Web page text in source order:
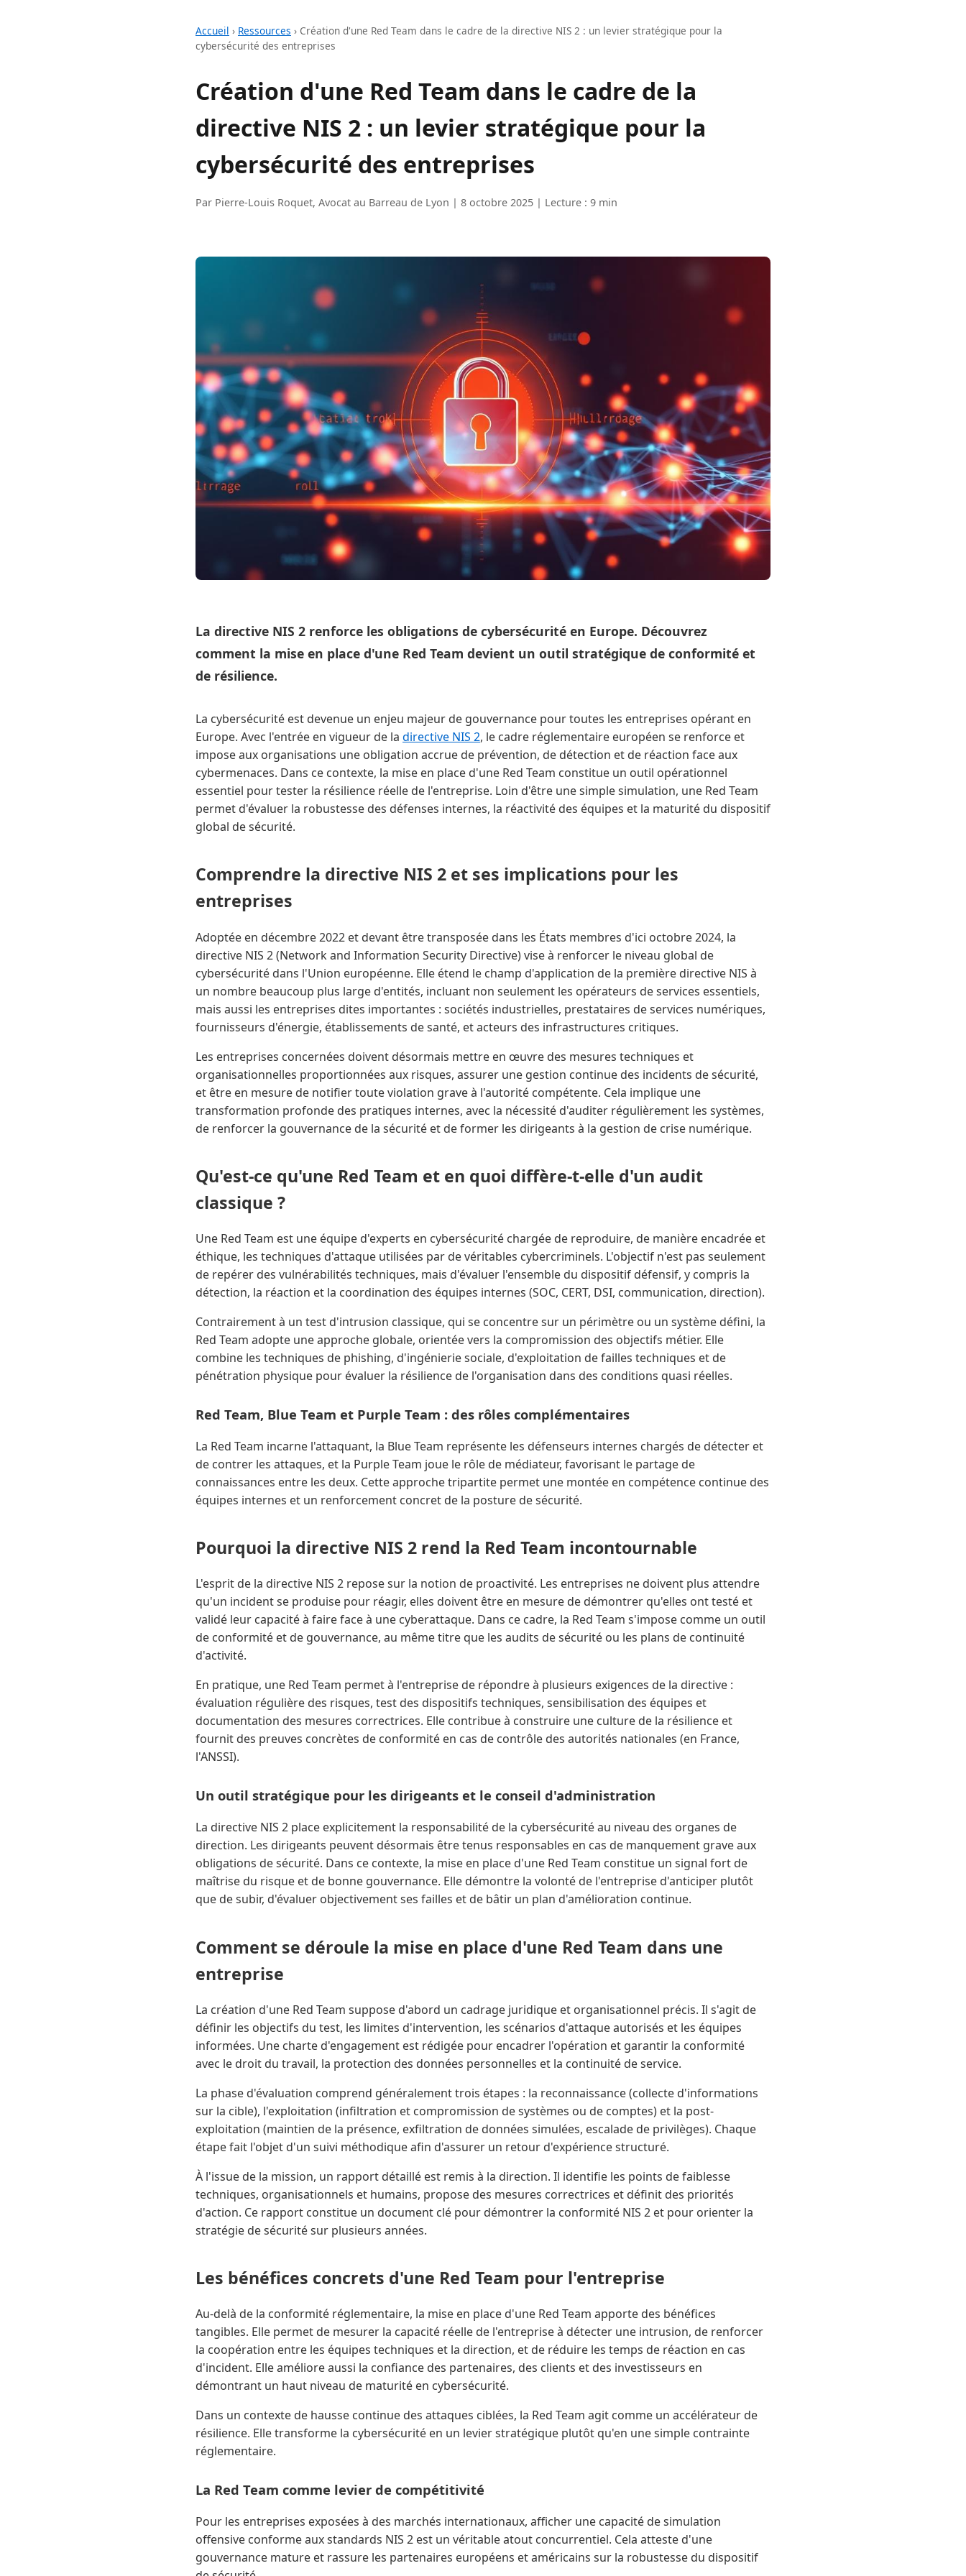
Accueil › Ressources › Création d'une Red Team dans le cadre de la directive NIS 2 : un levier stratégique pour la
cybersécurité des entreprises
Création d'une Red Team dans le cadre de la
directive NIS 2 : un levier stratégique pour la
cybersécurité des entreprises
Par Pierre-Louis Roquet, Avocat au Barreau de Lyon | 8 octobre 2025 | Lecture : 9 min
La directive NIS 2 renforce les obligations de cybersécurité en Europe. Découvrez
comment la mise en place d'une Red Team devient un outil stratégique de conformité et
de résilience.
La cybersécurité est devenue un enjeu majeur de gouvernance pour toutes les entreprises opérant en
Europe. Avec l'entrée en vigueur de la directive NIS 2, le cadre réglementaire européen se renforce et
impose aux organisations une obligation accrue de prévention, de détection et de réaction face aux
cybermenaces. Dans ce contexte, la mise en place d'une Red Team constitue un outil opérationnel
essentiel pour tester la résilience réelle de l'entreprise. Loin d'être une simple simulation, une Red Team
permet d'évaluer la robustesse des défenses internes, la réactivité des équipes et la maturité du dispositif
global de sécurité.
Comprendre la directive NIS 2 et ses implications pour les
entreprises
Adoptée en décembre 2022 et devant être transposée dans les États membres d'ici octobre 2024, la
directive NIS 2 (Network and Information Security Directive) vise à renforcer le niveau global de
cybersécurité dans l'Union européenne. Elle étend le champ d'application de la première directive NIS à
un nombre beaucoup plus large d'entités, incluant non seulement les opérateurs de services essentiels,
mais aussi les entreprises dites importantes : sociétés industrielles, prestataires de services numériques,
fournisseurs d'énergie, établissements de santé, et acteurs des infrastructures critiques.
Les entreprises concernées doivent désormais mettre en œuvre des mesures techniques et
organisationnelles proportionnées aux risques, assurer une gestion continue des incidents de sécurité,
et être en mesure de notifier toute violation grave à l'autorité compétente. Cela implique une
transformation profonde des pratiques internes, avec la nécessité d'auditer régulièrement les systèmes,
de renforcer la gouvernance de la sécurité et de former les dirigeants à la gestion de crise numérique.
Qu'est-ce qu'une Red Team et en quoi diffère-t-elle d'un audit
classique ?
Une Red Team est une équipe d'experts en cybersécurité chargée de reproduire, de manière encadrée et
éthique, les techniques d'attaque utilisées par de véritables cybercriminels. L'objectif n'est pas seulement
de repérer des vulnérabilités techniques, mais d'évaluer l'ensemble du dispositif défensif, y compris la
détection, la réaction et la coordination des équipes internes (SOC, CERT, DSI, communication, direction).
Contrairement à un test d'intrusion classique, qui se concentre sur un périmètre ou un système défini, la
Red Team adopte une approche globale, orientée vers la compromission des objectifs métier. Elle
combine les techniques de phishing, d'ingénierie sociale, d'exploitation de failles techniques et de
pénétration physique pour évaluer la résilience de l'organisation dans des conditions quasi réelles.
Red Team, Blue Team et Purple Team : des rôles complémentaires
La Red Team incarne l'attaquant, la Blue Team représente les défenseurs internes chargés de détecter et
de contrer les attaques, et la Purple Team joue le rôle de médiateur, favorisant le partage de
connaissances entre les deux. Cette approche tripartite permet une montée en compétence continue des
équipes internes et un renforcement concret de la posture de sécurité.
Pourquoi la directive NIS 2 rend la Red Team incontournable
L'esprit de la directive NIS 2 repose sur la notion de proactivité. Les entreprises ne doivent plus attendre
qu'un incident se produise pour réagir, elles doivent être en mesure de démontrer qu'elles ont testé et
validé leur capacité à faire face à une cyberattaque. Dans ce cadre, la Red Team s'impose comme un outil
de conformité et de gouvernance, au même titre que les audits de sécurité ou les plans de continuité
d'activité.
En pratique, une Red Team permet à l'entreprise de répondre à plusieurs exigences de la directive :
évaluation régulière des risques, test des dispositifs techniques, sensibilisation des équipes et
documentation des mesures correctrices. Elle contribue à construire une culture de la résilience et
fournit des preuves concrètes de conformité en cas de contrôle des autorités nationales (en France,
l'ANSSI).
Un outil stratégique pour les dirigeants et le conseil d'administration
La directive NIS 2 place explicitement la responsabilité de la cybersécurité au niveau des organes de
direction. Les dirigeants peuvent désormais être tenus responsables en cas de manquement grave aux
obligations de sécurité. Dans ce contexte, la mise en place d'une Red Team constitue un signal fort de
maîtrise du risque et de bonne gouvernance. Elle démontre la volonté de l'entreprise d'anticiper plutôt
que de subir, d'évaluer objectivement ses failles et de bâtir un plan d'amélioration continue.
Comment se déroule la mise en place d'une Red Team dans une
entreprise
La création d'une Red Team suppose d'abord un cadrage juridique et organisationnel précis. Il s'agit de
définir les objectifs du test, les limites d'intervention, les scénarios d'attaque autorisés et les équipes
informées. Une charte d'engagement est rédigée pour encadrer l'opération et garantir la conformité
avec le droit du travail, la protection des données personnelles et la continuité de service.
La phase d'évaluation comprend généralement trois étapes : la reconnaissance (collecte d'informations
sur la cible), l'exploitation (infiltration et compromission de systèmes ou de comptes) et la post-
exploitation (maintien de la présence, exfiltration de données simulées, escalade de privilèges). Chaque
étape fait l'objet d'un suivi méthodique afin d'assurer un retour d'expérience structuré.
À l'issue de la mission, un rapport détaillé est remis à la direction. Il identifie les points de faiblesse
techniques, organisationnels et humains, propose des mesures correctrices et définit des priorités
d'action. Ce rapport constitue un document clé pour démontrer la conformité NIS 2 et pour orienter la
stratégie de sécurité sur plusieurs années.
Les bénéfices concrets d'une Red Team pour l'entreprise
Au-delà de la conformité réglementaire, la mise en place d'une Red Team apporte des bénéfices
tangibles. Elle permet de mesurer la capacité réelle de l'entreprise à détecter une intrusion, de renforcer
la coopération entre les équipes techniques et la direction, et de réduire les temps de réaction en cas
d'incident. Elle améliore aussi la confiance des partenaires, des clients et des investisseurs en
démontrant un haut niveau de maturité en cybersécurité.
Dans un contexte de hausse continue des attaques ciblées, la Red Team agit comme un accélérateur de
résilience. Elle transforme la cybersécurité en un levier stratégique plutôt qu'en une simple contrainte
réglementaire.
La Red Team comme levier de compétitivité
Pour les entreprises exposées à des marchés internationaux, afficher une capacité de simulation
offensive conforme aux standards NIS 2 est un véritable atout concurrentiel. Cela atteste d'une
gouvernance mature et rassure les partenaires européens et américains sur la robustesse du dispositif